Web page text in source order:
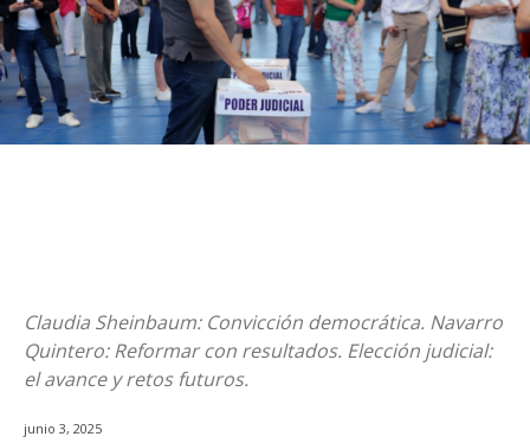
Claudia Sheinbaum: Convicción democrática. Navarro
Quintero: Reformar con resultados. Elección judicial:
el avance y retos futuros.
junio 3, 2025